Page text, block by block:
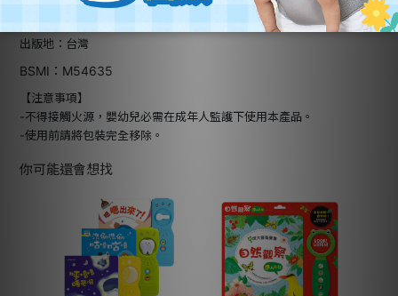
出版地：台灣
BSMI：M54635
【注意事項】
-不得接觸火源，嬰幼兒必需在成年人監護下使用本產品。
-使用前請將包裝完全移除。
你可能還會想找